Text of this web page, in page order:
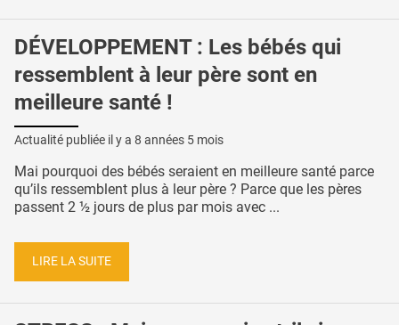
DÉVELOPPEMENT : Les bébés qui
ressemblent à leur père sont en
meilleure santé !
Actualité publiée il y a 8 années 5 mois
Mai pourquoi des bébés seraient en meilleure santé parce
qu’ils ressemblent plus à leur père ? Parce que les pères
passent 2 ½ jours de plus par mois avec ...
LIRE LA SUITE